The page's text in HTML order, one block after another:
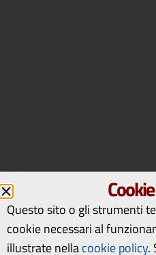
Questo sito o gli strumenti
cookie necessari al
illustrate nellacookie policy.